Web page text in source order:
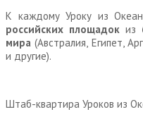
К каждому Уроку из
российских площадок из
мира (Австралия, Египет,
и другие).
Штаб-квартира Уроков из